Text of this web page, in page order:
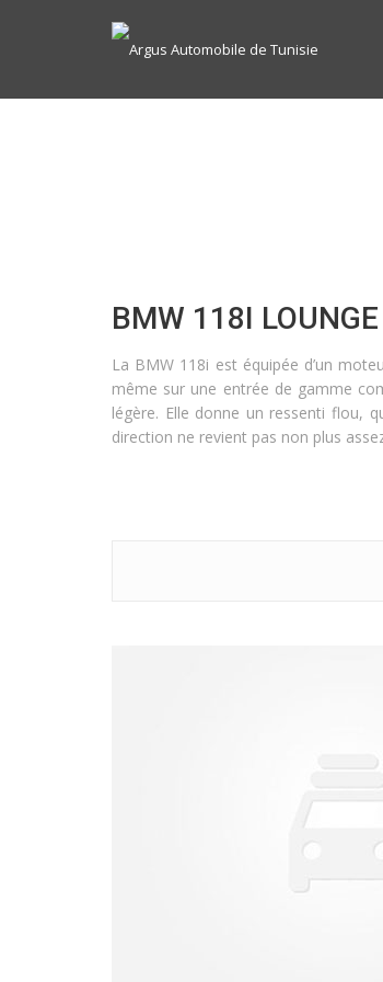
BMW 118I LOUNGE
La BMW 118i est équipée d’un
même sur une entrée de gamme
légère. Elle donne un ressenti flou,
direction ne revient pas non plus